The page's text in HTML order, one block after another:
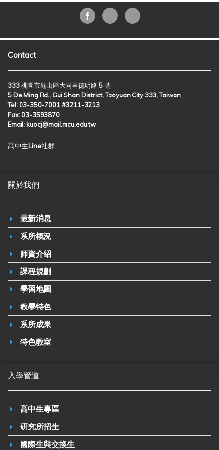
Contact
333 桃園市龜山區大同里德明路 5 號
5 De Ming Rd., Gui Shan District, Taoyuan City 333, Taiwan
Tel: 03-350-7001 #3211-3213
Fax: 03-3593870
Email: kuocj@mail.mcu.edu.tw
高中生Line社群
關於我們
最新消息
系所概況
師資介紹
課程規劃
學習地圖
教學特色
系所成果
特色教室
入學管道
高中生專區
研究所招生
國際生與交換生